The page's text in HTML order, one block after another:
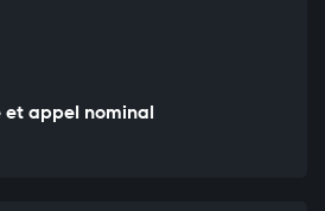
et appel nominal